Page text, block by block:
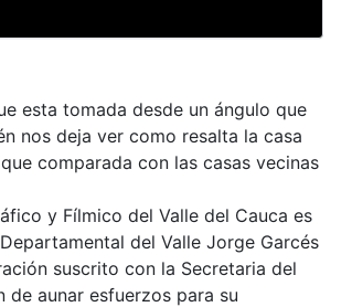
esta tomada desde un ángulo que
nos deja ver como resalta la casa
comparada con las casas vecinas
y Fílmico del Valle del Cauca es
del Valle Jorge Garcés
suscrito con la Secretaria del
aunar esfuerzos para su